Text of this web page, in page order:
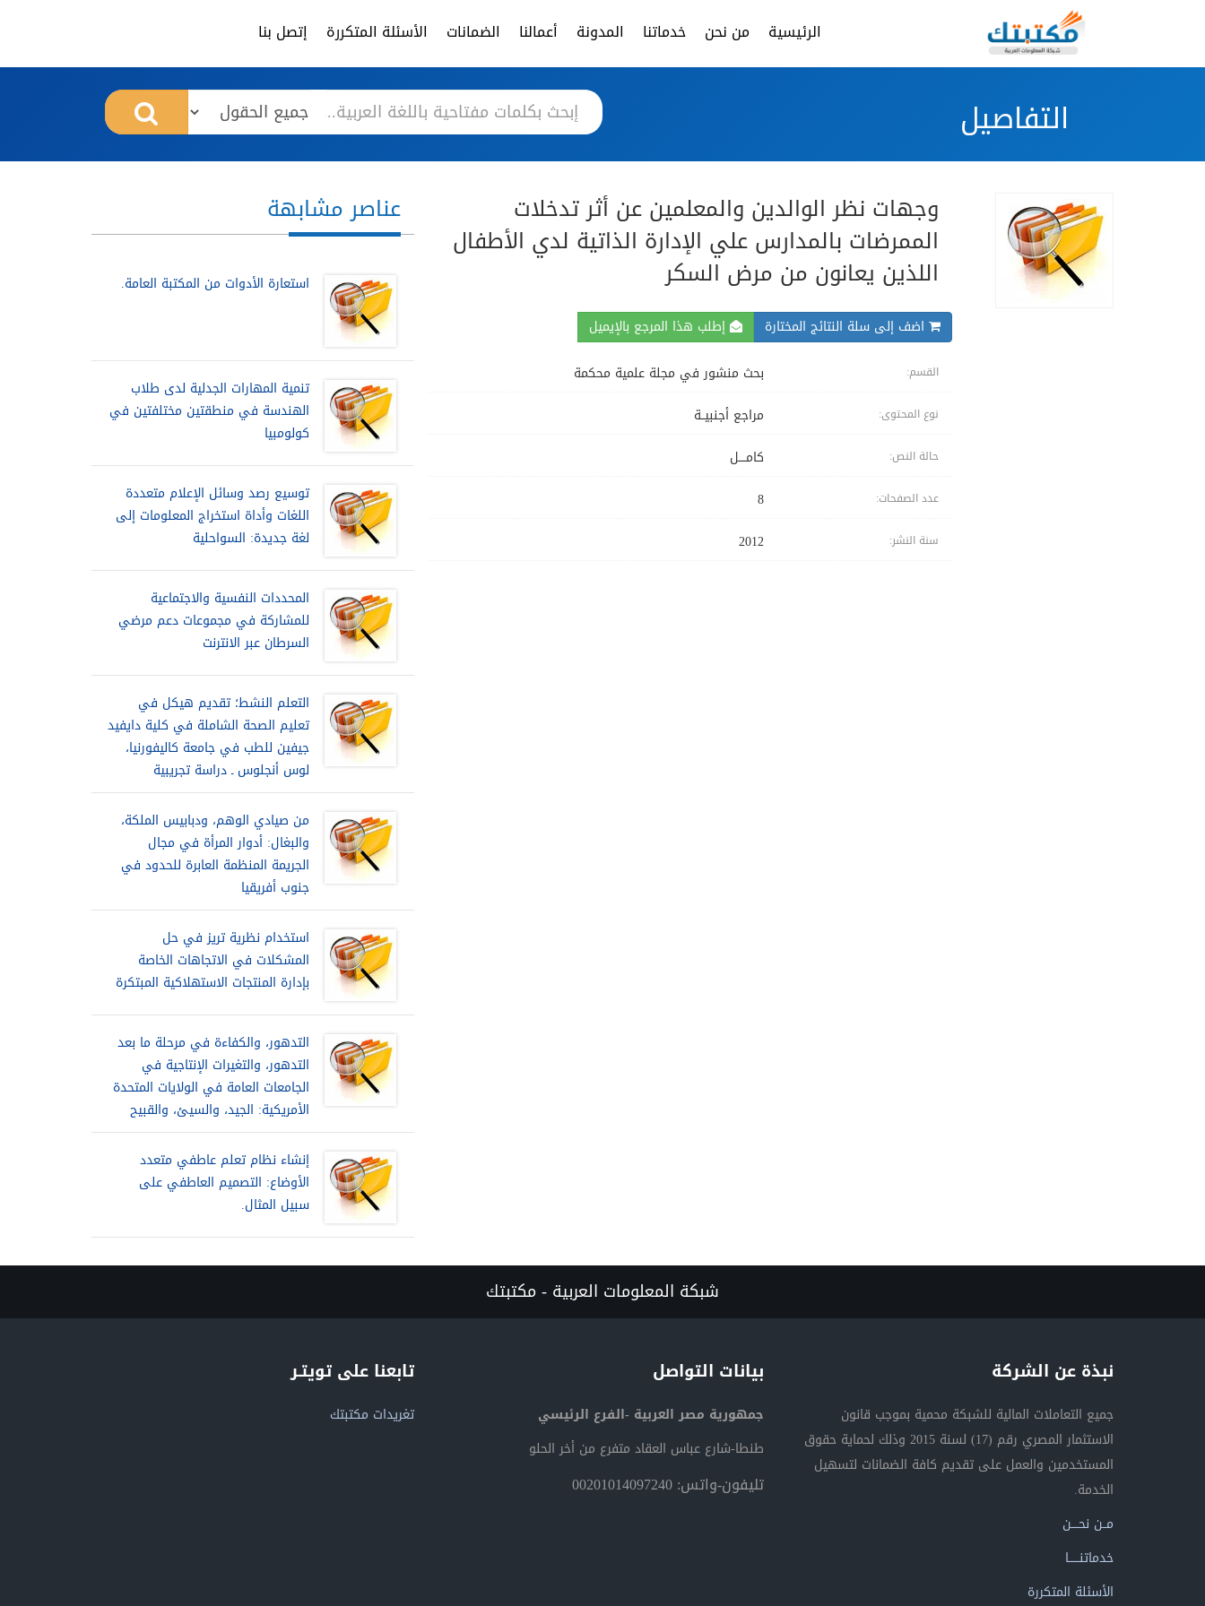
الرئيسية من نحن خدماتنا المدونة أعمالنا الضمانات الأسئلة المتكررة إتصل بنا
التفاصيل
وجهات نظر الوالدين والمعلمين عن أثر تدخلات
الممرضات بالمدارس علي الإدارة الذاتية لدي الأطفال
اللذين يعانون من مرض السكر
اضف إلى سلة النتائج المختارة إطلب هذا المرجع بالإيميل
القسم: بحث منشور في مجلة علمية محكمة
نوع المحتوى: مراجع أجنبيــة
حالة النص: كامــــل
عدد الصفحات: 8
سنة النشر: 2012
عناصر مشابهة
استعارة الأدوات من المكتبة العامة.
تنمية المهارات الجدلية لدى طلاب
الهندسة في منطقتين مختلفتين في
كولومبيا
توسيع رصد وسائل الإعلام متعددة
اللغات وأداة استخراج المعلومات إلى
لغة جديدة: السواحلية
المحددات النفسية والاجتماعية
للمشاركة في مجموعات دعم مرضي
السرطان عبر الانترنت
التعلم النشط؛ تقديم هيكل في
تعليم الصحة الشاملة في كلية دايفيد
جيفين للطب في جامعة كاليفورنيا،
لوس أنجلوس ـ دراسة تجريبية
من صيادي الوهم، ودبابيس الملكة،
والبغال: أدوار المرأة في مجال
الجريمة المنظمة العابرة للحدود في
جنوب أفريقيا
استخدام نظرية تريز في حل
المشكلات في الاتجاهات الخاصة
بإدارة المنتجات الاستهلاكية المبتكرة
التدهور، والكفاءة في مرحلة ما بعد
التدهور، والتغيرات الإنتاجية في
الجامعات العامة في الولايات المتحدة
الأمريكية: الجيد، والسيئ، والقبيح
إنشاء نظام تعلم عاطفي متعدد
الأوضاع: التصميم العاطفي على
سبيل المثال.
شبكة المعلومات العربية - مكتبتك
نبذة عن الشركة
جميع التعاملات المالية للشبكة محمية بموجب قانون
الاستثمار المصري رقم (17) لسنة 2015 وذلك لحماية حقوق
المستخدمين والعمل على تقديم كافة الضمانات لتسهيل
الخدمة.
مــن نحــــن
خدماتنــــــا
الأسئلة المتكررة
بيانات التواصل
جمهورية مصر العربية -الفرع الرئيسي
طنطا-شارع عباس العقاد متفرع من أخر الحلو
تليفون-واتس: 00201014097240
تابعنا على تويتـر
تغريدات مكتبتك